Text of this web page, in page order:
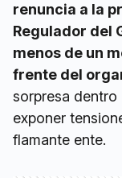
renuncia a la
Regulador del
menos de un
frente del
sorpresa
exponer
flamante ente.